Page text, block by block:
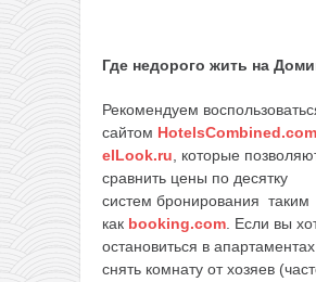
Где недорого жить на
Рекомендуем
сайтом HotelsCombined.com
elLook.ru, которые
сравнить цены по десятку
систем бронирования таким
как booking.com. Если вы
остановиться в
снять комнату от хозяев